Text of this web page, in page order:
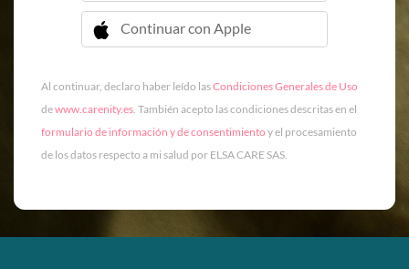
Continuar con Apple
 Continuar con Apple
Al continuar, declaro haber leído lasCondiciones Generales de Uso
dewww.carenity.es. También acepto las condiciones descritas en el
formulario de información y de consentimiento y el procesamiento
de los datos respecto a mi salud por ELSA CARE SAS.